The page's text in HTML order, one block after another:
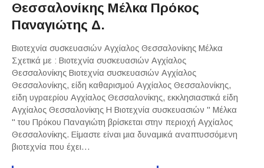
Θεσσαλονίκης Μέλκα Πρόκος
Παναγιώτης Δ.
Βιοτεχνία συσκευασιών Αγχίαλος Θεσσαλονίκης Μέλκα
Σχετικά με : Βιοτεχνία συσκευασιών Αγχίαλος
Θεσσαλονίκης Βιοτεχνία συσκευασιών Αγχίαλος
Θεσσαλονίκης, είδη καθαρισμού Αγχίαλος Θεσσαλονίκης,
είδη υγραερίου Αγχίαλος Θεσσαλονίκης, εκκλησιαστικά είδη
Αγχίαλος Θεσσαλονίκης Η Βιοτεχνία συσκευασιών " Μέλκα
" του Πρόκου Παναγιώτη βρίσκεται στην περιοχή Αγχίαλος
Θεσσαλονίκης. Είμαστε είναι μια δυναμικά αναπτυσσόμενη
βιοτεχνία που έχει…